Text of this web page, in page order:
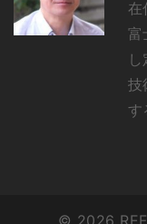
在
富
技
す
© 2026